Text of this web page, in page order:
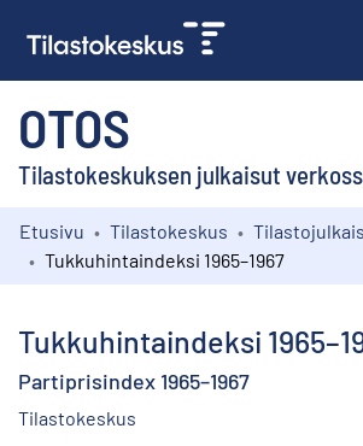
OTOS
Tilastokeskuksen julkaisut
Kokoelmat
Etusivu Tilastokeskus
Tukkuhintaindeksi 1965–1967
Tukkuhintaindeksi
Partiprisindex 1965–1967
Tilastokeskus